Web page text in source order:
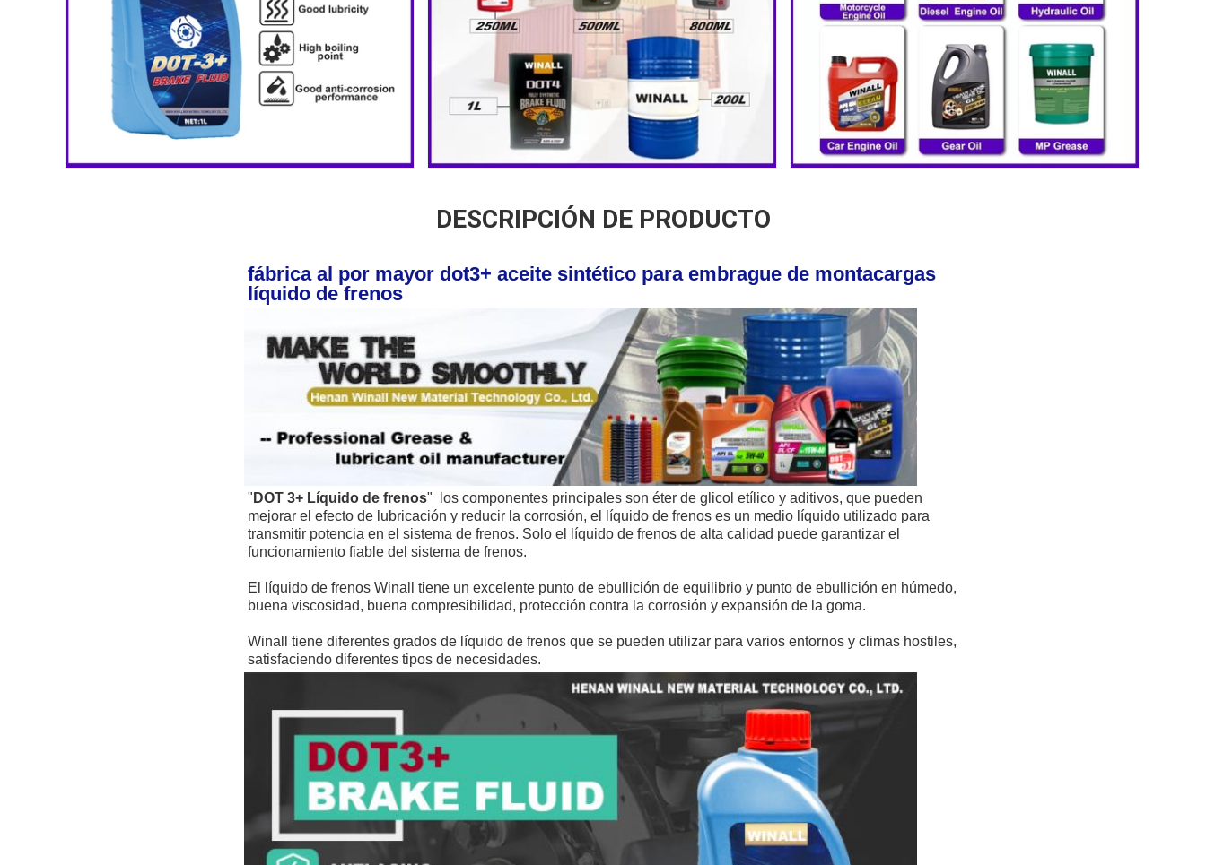
DESCRIPCIÓN DE PRODUCTO
fábrica al por mayor dot3+ aceite sintético para embrague de montacargas
líquido de frenos
" DOT 3+ Líquido de frenos"
los componentes principales son éter de glicol etílico y aditivos, que pueden
mejorar el efecto de lubricación y reducir la corrosión, el líquido de frenos es un medio líquido utilizado para
transmitir potencia en el sistema de frenos. Solo el líquido de frenos de alta calidad puede garantizar el
funcionamiento fiable del sistema de frenos.
El líquido de frenos Winall tiene un excelente punto de ebullición de equilibrio y punto de ebullición en húmedo,
buena viscosidad, buena compresibilidad, protección contra la corrosión y expansión de la goma.
Winall tiene diferentes grados de líquido de frenos que se pueden utilizar para varios entornos y climas hostiles,
satisfaciendo diferentes tipos de necesidades.